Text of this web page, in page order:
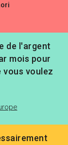
de l'argent
mois pour
vous voulez